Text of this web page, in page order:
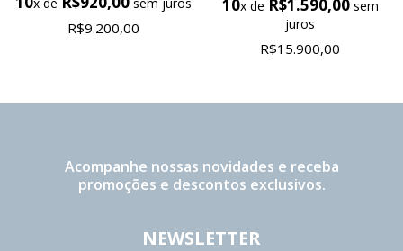
R$9.200,00
10x de R$1.590,00sem
juros
R$15.900,00
Acompanhe nossas novidades e receba
promoções e descontos exclusivos.
NEWSLETTER